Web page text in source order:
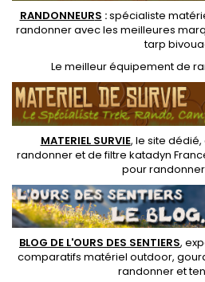
RANDONNEURS :spécialiste
randonner avec les meilleures
tarp
Le meilleur équipement de
MATERIEL SURVIE, le site dédié,
randonneret defiltre katadyn
pour
BLOG DE L'OURS DES SENTIERS,
comparatifs matériel outdoor,
randonner et